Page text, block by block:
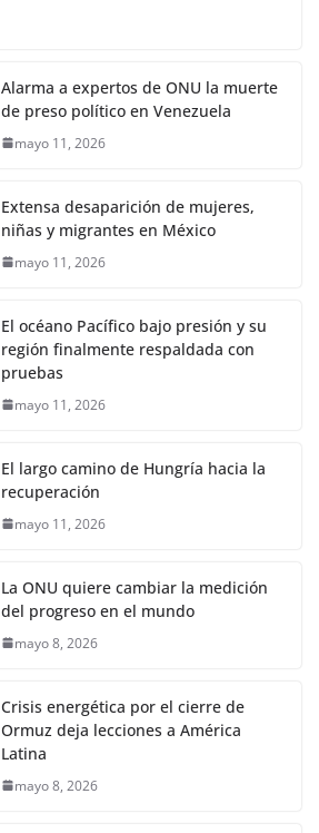
Alarma a expertos de ONU la muerte
de preso político en Venezuela
mayo 11, 2026
Extensa desaparición de mujeres,
niñas y migrantes en México
mayo 11, 2026
El océano Pacífico bajo presión y su
región finalmente respaldada con
pruebas
mayo 11, 2026
El largo camino de Hungría hacia la
recuperación
mayo 11, 2026
La ONU quiere cambiar la medición
del progreso en el mundo
mayo 8, 2026
Crisis energética por el cierre de
Ormuz deja lecciones a América
Latina
mayo 8, 2026